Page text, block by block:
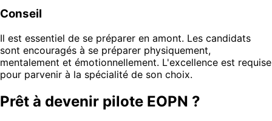
Conseil
Il est essentiel de se préparer en amont. Les candidats
sont encouragés à se préparer physiquement,
mentalement et émotionnellement. L'excellence est requise
pour parvenir à la spécialité de son choix.
Prêt à devenir pilote EOPN ?